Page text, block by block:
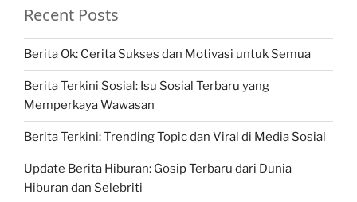
Recent Posts
Berita Ok: Cerita Sukses dan Motivasi untuk Semua
Berita Terkini Sosial: Isu Sosial Terbaru yang
Memperkaya Wawasan
Berita Terkini: Trending Topic dan Viral di Media Sosial
Update Berita Hiburan: Gosip Terbaru dari Dunia
Hiburan dan Selebriti